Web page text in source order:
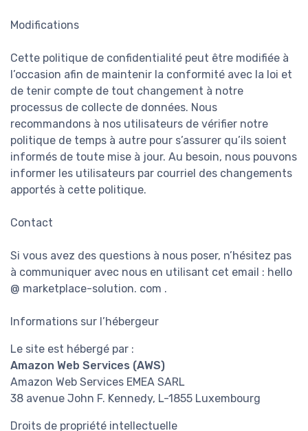
Modifications
Cette politique de confidentialité peut être modifiée à
l’occasion afin de maintenir la conformité avec la loi et
de tenir compte de tout changement à notre
processus de collecte de données. Nous
recommandons à nos utilisateurs de vérifier notre
politique de temps à autre pour s’assurer qu’ils soient
informés de toute mise à jour. Au besoin, nous pouvons
informer les utilisateurs par courriel des changements
apportés à cette politique.
Contact
Si vous avez des questions à nous poser, n’hésitez pas
à communiquer avec nous en utilisant cet email : hello
@ marketplace-solution. com .
Informations sur l’hébergeur
Le site est hébergé par :
Amazon Web Services (AWS)
Amazon Web Services EMEA SARL
38 avenue John F. Kennedy, L-1855 Luxembourg
Droits de propriété intellectuelle